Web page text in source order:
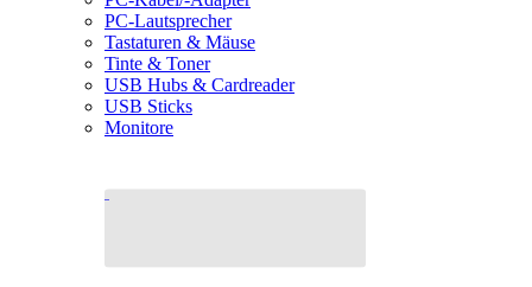
PC-Lautsprecher
Tastaturen & Mäuse
Tinte & Toner
USB Hubs & Cardreader
USB Sticks
Monitore